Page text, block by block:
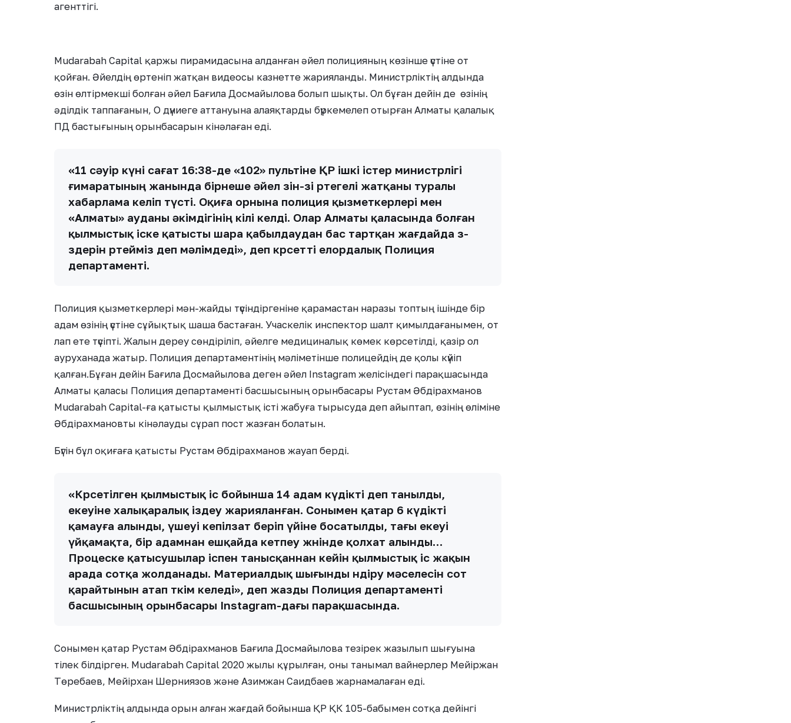
агенттігі.
Mudarabah Capital қаржы пирамидасына алданған әйел полицияның көзінше үстіне от
қойған. Әйелдің өртеніп жатқан видеосы казнетте жарияланды. Министрліктің алдында
өзін өлтірмекші болған әйел Бағила Досмайылова болып шықты. Ол бұған дейін де өзінің
әділдік таппағанын, О дүниеге аттануына алаяқтарды бүркемелеп отырған Алматы қалалық
ПД бастығының орынбасарын кінәлаған еді.
«11 сәуір күні сағат 16:38-де «102» пультіне ҚР ішкі істер министрлігі
ғимаратының жанында бірнеше әйел өзін-өзі өртегелі жатқаны туралы
хабарлама келіп түсті. Оқиға орнына полиция қызметкерлері мен
«Алматы» ауданы әкімдігінің өкілі келді. Олар Алматы қаласында болған
қылмыстық іске қатысты шара қабылдаудан бас тартқан жағдайда өз-
өздерін өртейміз деп мәлімдеді», деп көрсетті елордалық Полиция
департаменті.
Полиция қызметкерлері мән-жайды түсіндіргеніне қарамастан наразы топтың ішінде бір
адам өзінің үстіне сұйықтық шаша бастаған. Учаскелік инспектор шалт қимылдағанымен, от
лап ете түсіпті. Жалын дереу сөндіріліп, әйелге медициналық көмек көрсетілді, қазір ол
ауруханада жатыр. Полиция департаментінің мәліметінше полицейдің де қолы күйіп
қалған.Бұған дейін Бағила Досмайылова деген әйел Instagram желісіндегі парақшасында
Алматы қаласы Полиция департаменті басшысының орынбасары Рустам Әбдірахманов
Mudarabah Capital-ға қатысты қылмыстық істі жабуға тырысуда деп айыптап, өзінің өліміне
Әбдірахмановты кінәлауды сұрап пост жазған болатын.
Бүгін бұл оқиғаға қатысты Рустам Әбдірахманов жауап берді.
«Көрсетілген қылмыстық іс бойынша 14 адам күдікті деп танылды,
екеуіне халықаралық іздеу жарияланған. Сонымен қатар 6 күдікті
қамауға алынды, үшеуі кепілзат беріп үйіне босатылды, тағы екеуі
үйқамақта, бір адамнан ешқайда кетпеу жөнінде қолхат алынды…
Процеске қатысушылар іспен танысқаннан кейін қылмыстық іс жақын
арада сотқа жолданады. Материалдық шығынды өндіру мәселесін сот
қарайтынын атап өткім келеді», деп жазды Полиция департаменті
басшысының орынбасары Instagram-дағы парақшасында.
Сонымен қатар Рустам Әбдірахманов Бағила Досмайылова тезірек жазылып шығуына
тілек білдірген. Mudarabah Capital 2020 жылы құрылған, оны танымал вайнерлер Мейіржан
Төребаев, Мейірхан Шерниязов және Азимжан Саидбаев жарнамалаған еді.
Министрліктің алдында орын алған жағдай бойынша ҚР ҚК 105-бабымен сотқа дейінгі